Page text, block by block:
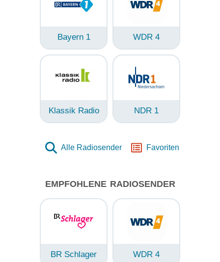
Bayern 1 WDR 4
Klassik Radio NDR 1
Alle Radiosender Favoriten
EMPFOHLENE RADIOSENDER
BR Schlager WDR 4